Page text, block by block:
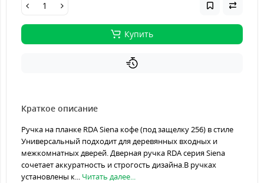
Купить
Краткое описание
Ручка на планке RDA Siena кофе (под защелку 256) в стиле
Универсальный подходит для деревянных входных и
межкомнатных дверей. Дверная ручка RDA серия Siena
сочетает аккуратность и строгость дизайна.В ручках
установлены к... Читать далее...